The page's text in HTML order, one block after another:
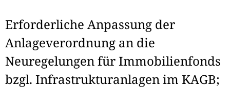
Erforderliche Anpassung der
Anlageverordnung an die
Neuregelungen für Immobilienfonds
bzgl. Infrastrukturanlagen im KAGB;